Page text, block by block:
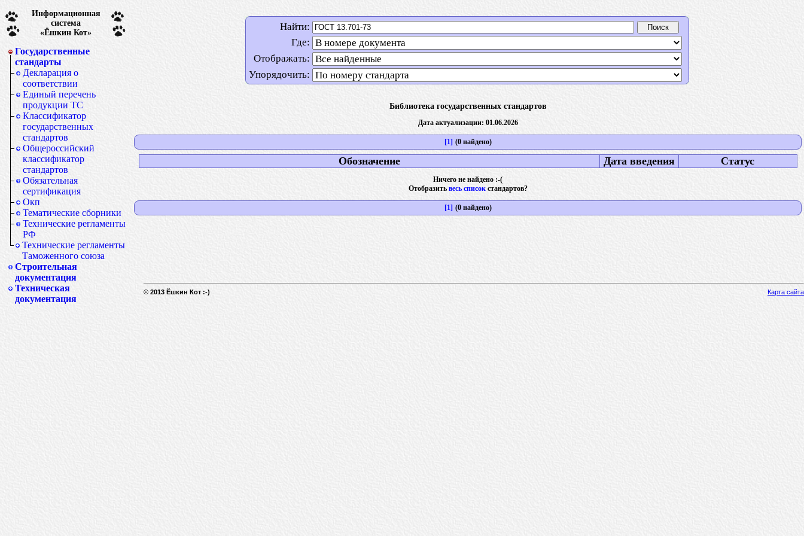
Информационная
система
«Ёшкин Кот»
Государственные
стандарты
Декларация о
соответствии
Единый перечень
продукции ТС
Классификатор
государственных
стандартов
Общероссийский
классификатор
стандартов
Обязательная
сертификация
Окп
Тематические сборники
Технические регламенты
РФ
Технические регламенты
Таможенного союза
Строительная
документация
Техническая
документация
Найти:
Где:
Отображать:
Упорядочить:
Библиотека государственных стандартов
Дата актуализации: 01.06.2026
[1] (0 найдено)
Обозначение Дата введения Статус
Ничего не найдено :-(
Отобразить весь списокстандартов?
[1] (0 найдено)
© 2013 Ёшкин Кот :-) Карта сайта